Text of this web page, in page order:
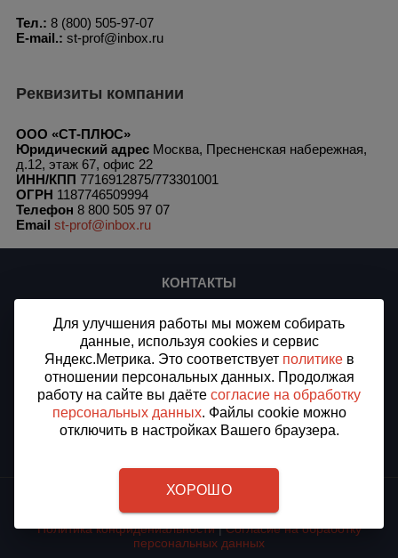
Тел.: 8 (800) 505-97-07
E-mail.: st-prof@inbox.ru
Реквизиты компании
ООО «СТ-ПЛЮС»
Юридический адрес Москва, Пресненская набережная,
д.12, этаж 67, офис 22
ИНН/КПП 7716912875/773301001
ОГРН 1187746509994
Телефон 8 800 505 97 07
Email st-prof@inbox.ru
КОНТАКТЫ
ИНН/КПП 7716912875/773301001
ОГРН 1187746509994
Доставка в Междуреченск, Кемеровская область
Все города доставки
Тел.:8 (800) 505-97-07
E-mail:st-prof@inbox.ru
2012 - 2026 © «СТПРОФ» - Защитные отбойники для стен в
Междуреченске
Политика конфидениальности|Согласие на обработку
персональных данных
Для улучшения работы мы можем собирать
данные, используя cookies и сервис
Яндекс.Метрика. Это соответствует политикев
отношении персональных данных. Продолжая
работу на сайте вы даёте согласие на обработку
персональных данных. Файлы cookie можно
отключить в настройках Вашего браузера.
ХОРОШО